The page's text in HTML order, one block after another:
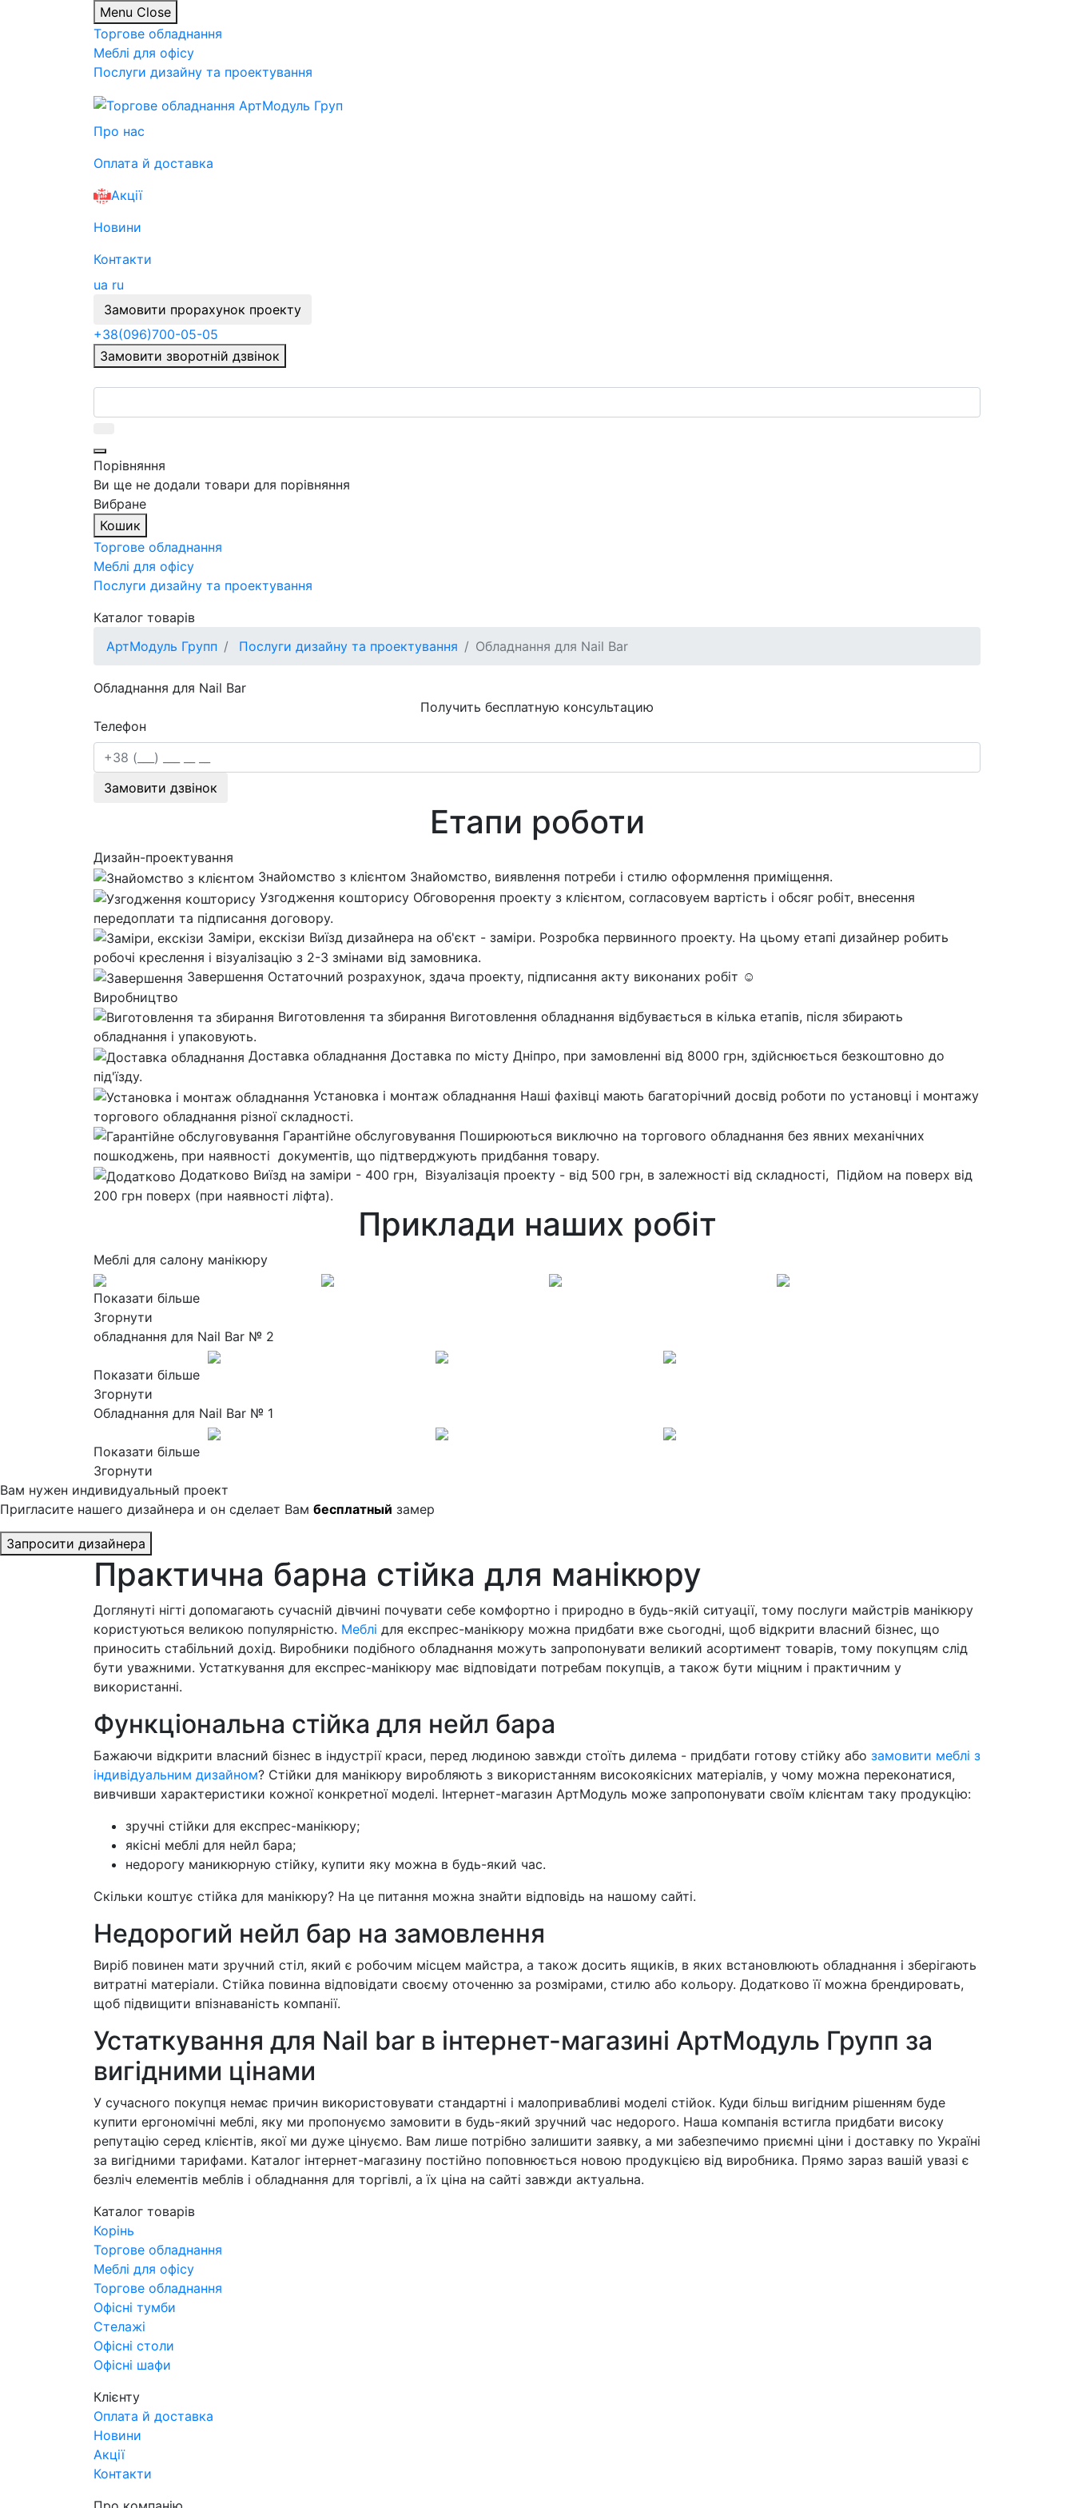
Menu Close
Торгове обладнання
Меблі для офісу
Послуги дизайну та проектування
Про нас
Оплата й доставка
Акції
Новини
Контакти
ua ru
Замовити прорахунок проекту
+38(096)700-05-05
Замовити зворотній дзвінок
Порівняння
Ви ще не додали товари для порівняння
Вибране
Кошик
Торгове обладнання
Меблі для офісу
Послуги дизайну та проектування
Каталог товарів
АртМодуль Групп
Послуги дизайну та проектування Обладнання для Nail Bar
Обладнання для Nail Bar
Получить бесплатную консультацию
Телефон
Замовити дзвінок
Етапи роботи
Дизайн-проектування
Знайомство з клієнтом Знайомство, виявлення потреби і стилю оформлення приміщення.
Узгодження кошторису Обговорення проекту з клієнтом, согласовуем вартість і обсяг робіт, внесення
передоплати та підписання договору.
Заміри, екскізи Виїзд дизайнера на об'єкт - заміри. Розробка первинного проекту. На цьому етапі дизайнер робить
робочі креслення і візуалізацію з 2-3 змінами від замовника.
Завершення Остаточний розрахунок, здача проекту, підписання акту виконаних робіт ☺
Виробництво
Виготовлення та збирання Виготовлення обладнання відбувається в кілька етапів, після збирають
обладнання і упаковують.
Доставка обладнання Доставка по місту Дніпро, при замовленні від 8000 грн, здійснюється безкоштовно до
під'їзду.
Установка і монтаж обладнання Наші фахівці мають багаторічний досвід роботи по установці і монтажу
торгового обладнання різної складності.
Гарантійне обслуговування Поширюються виключно на торгового обладнання без явних механічних
пошкоджень, при наявності документів, що підтверджують придбання товару.
Додатково Виїзд на заміри - 400 грн, Візуалізація проекту - від 500 грн, в залежності від складності, Підйом на поверх від
200 грн поверх (при наявності ліфта).
Приклади наших робіт
Меблі для салону манікюру
Показати більше
Згорнути
обладнання для Nail Bar № 2
Показати більше
Згорнути
Обладнання для Nail Bar № 1
Показати більше
Згорнути
Вам нужен индивидуальный проект
Пригласите нашего дизайнера и он сделает Вам бесплатный замер
Запросити дизайнера
Практична барна стійка для манікюру
Доглянуті нігті допомагають сучасній дівчині почувати себе комфортно і природно в будь-якій ситуації, тому послуги майстрів манікюру
користуються великою популярністю. Меблі для експрес-манікюру можна придбати вже сьогодні, щоб відкрити власний бізнес, що
приносить стабільний дохід. Виробники подібного обладнання можуть запропонувати великий асортимент товарів, тому покупцям слід
бути уважними. Устаткування для експрес-манікюру має відповідати потребам покупців, а також бути міцним і практичним у
використанні.
Функціональна стійка для нейл бара
Бажаючи відкрити власний бізнес в індустрії краси, перед людиною завжди стоїть дилема - придбати готову стійку або замовити меблі з
індивідуальним дизайном? Стійки для манікюру виробляють з використанням високоякісних матеріалів, у чому можна переконатися,
вивчивши характеристики кожної конкретної моделі. Інтернет-магазин АртМодуль може запропонувати своїм клієнтам таку продукцію:
зручні стійки для експрес-манікюру;
якісні меблі для нейл бара;
недорогу маникюрную стійку, купити яку можна в будь-який час.
Скільки коштує стійка для манікюру? На це питання можна знайти відповідь на нашому сайті.
Недорогий нейл бар на замовлення
Виріб повинен мати зручний стіл, який є робочим місцем майстра, а також досить ящиків, в яких встановлюють обладнання і зберігають
витратні матеріали. Стійка повинна відповідати своєму оточенню за розмірами, стилю або кольору. Додатково її можна брендировать,
щоб підвищити впізнаваність компанії.
Устаткування для Nail bar в інтернет-магазині АртМодуль Групп за
вигідними цінами
У сучасного покупця немає причин використовувати стандартні і малопривабливі моделі стійок. Куди більш вигідним рішенням буде
купити ергономічні меблі, яку ми пропонуємо замовити в будь-який зручний час недорого. Наша компанія встигла придбати високу
репутацію серед клієнтів, якої ми дуже цінуємо. Вам лише потрібно залишити заявку, а ми забезпечимо приємні ціни і доставку по Україні
за вигідними тарифами. Каталог інтернет-магазину постійно поповнюється новою продукцією від виробника. Прямо зараз вашій увазі є
безліч елементів меблів і обладнання для торгівлі, а їх ціна на сайті завжди актуальна.
Каталог товарів
Корінь
Торгове обладнання
Меблі для офісу
Торгове обладнання
Офісні тумби
Стелажі
Офісні столи
Офісні шафи
Клієнту
Оплата й доставка
Новини
Акції
Контакти